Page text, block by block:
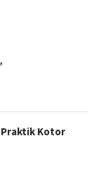
Kotor